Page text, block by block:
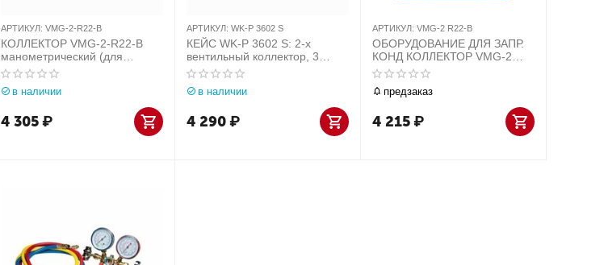
АРТИКУЛ: VMG-2-R22-B
КОЛЛЕКТОР VMG-2-R22-B
манометрический (для
работы с фреонами R22,
R134A, R404A, R407C)
в наличии
4 305₽
АРТИКУЛ: WK-P 3602 S
КЕЙС WK-P 3602 S: 2-х
вентильный коллектор, 3
шланга 800 psi по 90 см 1/4
SAE, (R-134, R-22, R-404)
в наличии
4 290₽
АРТИКУЛ: VMG-2 R22-B
ОБОРУДОВАНИЕ ДЛЯ ЗАПР.
КОНД КОЛЛЕКТОР VMG-2
R22-B манометрический (для
работы с фреонами R22,
R134A
предзаказ
4 215₽